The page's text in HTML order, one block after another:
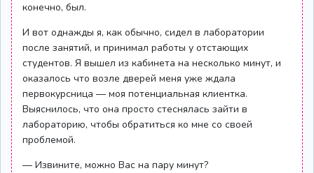
конечно, был.
И вот однажды я, как обычно, сидел в лаборатории
после занятий, и принимал работы у отстающих
студентов. Я вышел из кабинета на несколько минут, и
оказалось что возле дверей меня уже ждала
первокурсница — моя потенциальная клиентка.
Выяснилось, что она просто стеснялась зайти в
лабораторию, чтобы обратиться ко мне со своей
проблемой.
— Извините, можно Вас на пару минут?